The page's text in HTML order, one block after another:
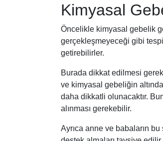
Kimyasal
Öncelikle kimyasal gebelik
gerçekleşmeyeceği gibi
getirebilirler.
Burada dikkat edilmesi
ve kimyasal gebeliğin
daha dikkatli olunacaktır.
alınması gerekebilir.
Ayrıca anne ve babaların